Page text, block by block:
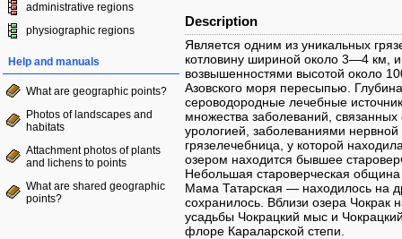
administrative regions
physiographic regions
Help and manuals
What are geographic points?
Photos of landscapes and
habitats
Attachment photos of plants
and lichens to points
What are shared geographic
points?
Description
Является одним из уникальных
котловину шириной около 3—4 км,
возвышенностями высотой около
Азовского моря пересыпью.
сероводородные лечебные
множества заболеваний,
урологией, заболеваниями
грязелечебница, у которой
озером находится бывшее
Небольшая староверческая
Мама Татарская — находилось на
сохранилось. Вблизи озера Чокрак
усадьбы Чокрацкий мыс и
флоре Караларской степи.